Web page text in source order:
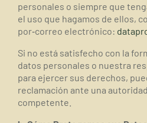
personales o siempre que
el uso que hagamos de ellos,
por‐correo electrónico:
Si no está satisfecho con la
datos personales o nuestra
para ejercer sus derechos,
reclamación ante una
competente.